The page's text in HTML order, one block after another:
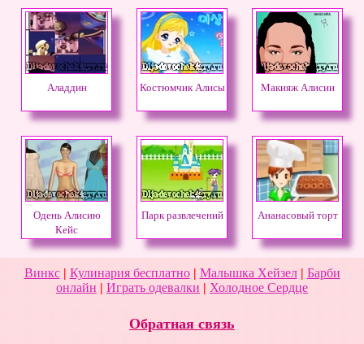
Аладдин Костюмчик Алисы Макияж Алисии
Одень Алисию
Кейс
Парк развлечений Ананасовый торт
Винкс| Кулинария бесплатно| Малышка Хейзел| Барби
онлайн | Играть одевалки | Холодное Сердце
Обратная связь